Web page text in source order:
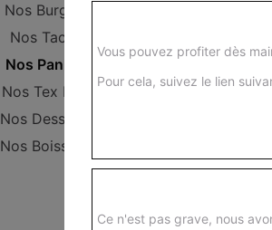
Nos Burgers
Nos Tacos
Nos Paninis
Nos Tex Mex
Nos Desserts
Nos Boissons
Vous pouvez profiter dès
Pour cela, suivez le lien
Ce n'est pas grave, nous